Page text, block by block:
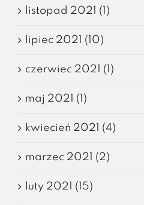
listopad 2021 (1)
lipiec 2021 (10)
czerwiec 2021 (1)
maj 2021 (1)
kwiecień 2021 (4)
marzec 2021 (2)
luty 2021 (15)